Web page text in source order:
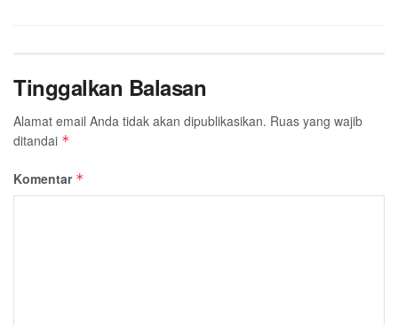
Tinggalkan Balasan
Alamat email Anda tidak akan dipublikasikan. Ruas yang wajib
ditandai *
Komentar *